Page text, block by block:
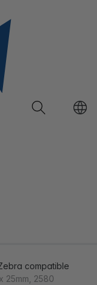
compatible
25mm, 2580